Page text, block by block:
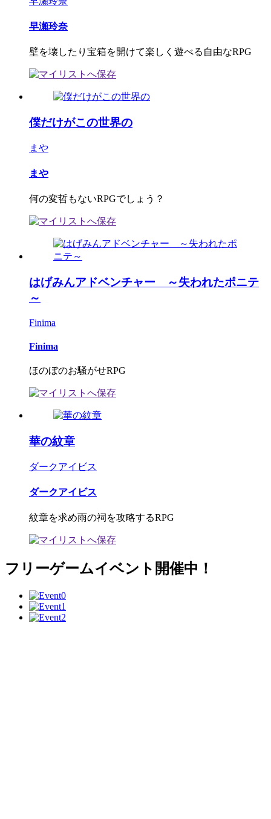
早瀬玲奈
壁を壊したり宝箱を開けて楽しく遊べる自由なRPG
僕だけがこの世界の
まや
まや
何の変哲もないRPGでしょう？
はげみんアドベンチャー ～失われたポニテ
～
Finima
Finima
ほのぼのお騒がせRPG
華の紋章
ダークアイビス
ダークアイビス
紋章を求め雨の祠を攻略するRPG
フリーゲームイベント開催中！